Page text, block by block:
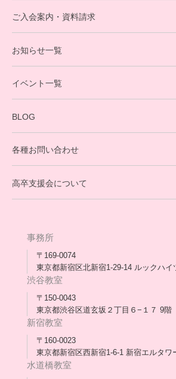
eスポーツコース
就労支援コース
英会話・海外留学コース
寮生活サポート
卒業生の今
アウトリーチ支援
[家庭訪問カウンセリング]
ご入会案内・資料請求
お知らせ一覧
イベント一覧
BLOG
保護者交流だより一覧
会長コラム一覧
各種お問い合わせ
高卒支援会について
メディア出演
スタッフ紹介
合格・進路実績
協力団体
事務所
〒169-0074
東京都新宿区北新宿1-29-14 ルックハイ
渋谷教室
〒150-0043
東京都渋谷区道玄坂２丁目６−１７ 9階
新宿教室
〒160-0023
東京都新宿区西新宿1-6-1 新宿エルタワ
水道橋教室